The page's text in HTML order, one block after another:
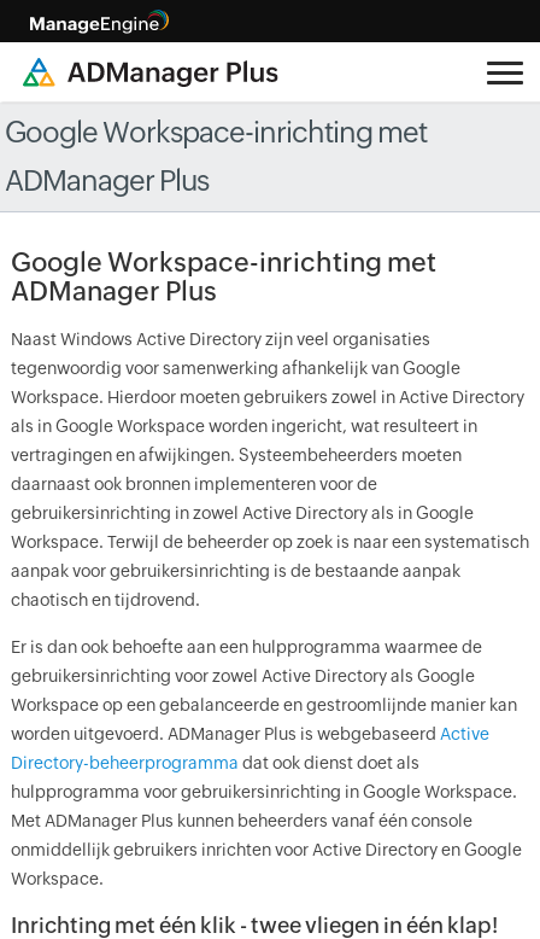
Google Workspace-inrichting met
ADManager Plus
Google Workspace-inrichting met
ADManager Plus
Naast Windows Active Directory zijn veel organisaties
tegenwoordig voor samenwerking afhankelijk van Google
Workspace. Hierdoor moeten gebruikers zowel in Active Directory
als in Google Workspace worden ingericht, wat resulteert in
vertragingen en afwijkingen. Systeembeheerders moeten
daarnaast ook bronnen implementeren voor de
gebruikersinrichting in zowel Active Directory als in Google
Workspace. Terwijl de beheerder op zoek is naar een systematisch
aanpak voor gebruikersinrichting is de bestaande aanpak
chaotisch en tijdrovend.
Er is dan ook behoefte aan een hulpprogramma waarmee de
gebruikersinrichting voor zowel Active Directory als Google
Workspace op een gebalanceerde en gestroomlijnde manier kan
worden uitgevoerd. ADManager Plus is webgebaseerd Active
Directory-beheerprogramma dat ook dienst doet als
hulpprogramma voor gebruikersinrichting in Google Workspace.
Met ADManager Plus kunnen beheerders vanaf één console
onmiddellijk gebruikers inrichten voor Active Directory en Google
Workspace.
Inrichting met één klik - twee vliegen in één klap!